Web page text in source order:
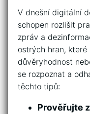
V dnešní digitální
schopen rozlišit
zpráv a
ostrých hran,
důvěryhodnost
se rozpoznat a
těchto tipů:
Prověřujte